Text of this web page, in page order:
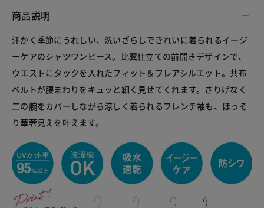
商品説明
汗かく季節にうれしい、洗いざらしできれいに着られるイージ
ーケアのシャツワンピース。比翼仕立ての前開きデザインで、
ウエストにタックを入れたフィット＆フレアシルエット。共布
ベルトが腰まわりをキュッと細く見せてくれます。さりげなく
二の腕をカバーしながら涼しく着られるフレンチ袖も、ほっそ
り華奢見えを叶えます。